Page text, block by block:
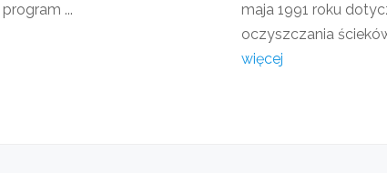
...
maja 1991 roku
oczyszczania
więcej